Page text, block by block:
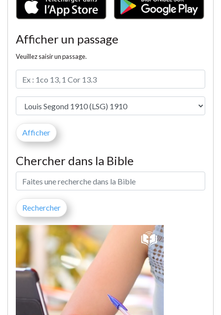
Afficher un passage
Veuillez saisir un passage.
Chercher dans la Bible